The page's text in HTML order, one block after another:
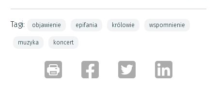
Tagi: objawienie epifania królowie wspomnienie
muzyka koncert